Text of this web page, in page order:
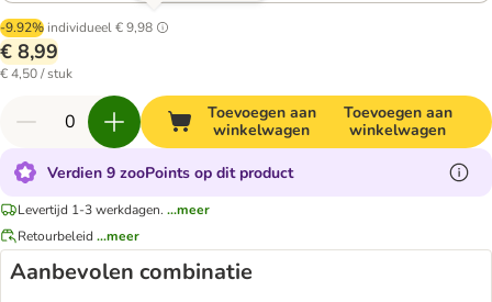
-9.92% individueel€ 9,98
€ 8,99
€ 4,50 / stuk
Toevoegen aan
winkelwagen
Toevoegen aan
winkelwagen
Verdien 9 zooPoints op dit product
Levertijd 1-3 werkdagen. ...meer
Retourbeleid ...meer
Aanbevolen combinatie